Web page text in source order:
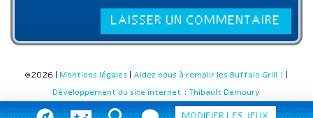
©2026 | Mentions légales Aidez nous à remplir les Buffalo Grill !
Développement du site internet : Thibault Demoury